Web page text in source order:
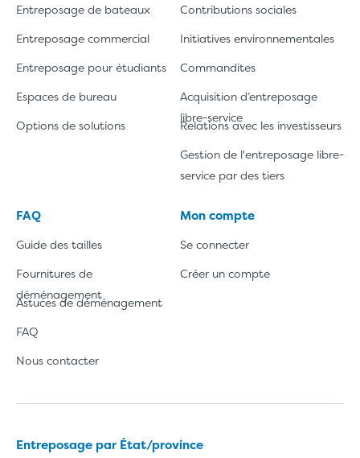
Entreposage de bateaux
Entreposage commercial
Entreposage pour étudiants
Espaces de bureau
Options de solutions
Contributions sociales
Initiatives environnementales
Commandites
Acquisition d’entreposage
libre-service
Relations avec les investisseurs
Gestion de l'entreposage libre-
service par des tiers
FAQ
Guide des tailles
Fournitures de
déménagement
Astuces de déménagement
FAQ
Nous contacter
Mon compte
Se connecter
Créer un compte
Entreposage par État/province